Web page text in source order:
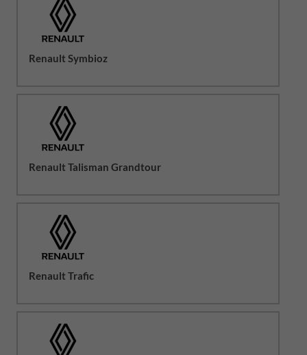
Renault Symbioz
Renault Talisman Grandtour
Renault Trafic